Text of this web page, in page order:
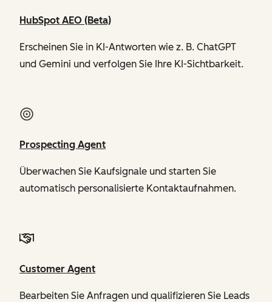
HubSpot AEO (Beta)
Erscheinen Sie in KI-Antworten wie z. B. ChatGPT
und Gemini und verfolgen Sie Ihre KI-Sichtbarkeit.
Prospecting Agent
Überwachen Sie Kaufsignale und starten Sie
automatisch personalisierte Kontaktaufnahmen.
Customer Agent
Bearbeiten Sie Anfragen und qualifizieren Sie Leads